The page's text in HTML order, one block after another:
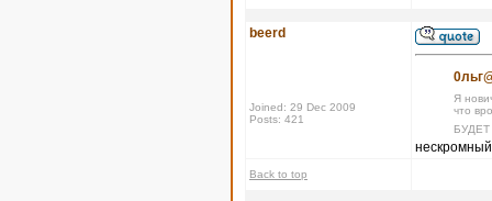
beerd
Joined: 29 Dec 2009
Posts: 421
Я
что
Back to top